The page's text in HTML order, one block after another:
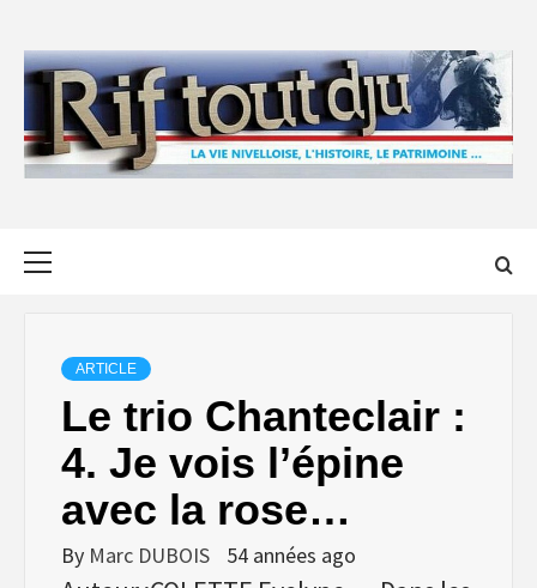
content
ARTICLE
Le trio Chanteclair :
4. Je vois l’épine
avec la rose…
By Marc DUBOIS 54 années ago